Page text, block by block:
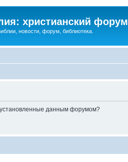
христианский форум
новости, форум, библиотека.
установленные данным форумом?